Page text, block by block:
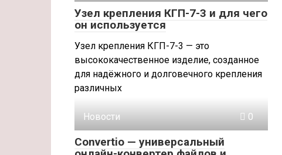
Узел крепления КГП-7-3 и для чего
он используется
Узел крепления КГП-7-3 — это
высококачественное изделие, созданное
для надёжного и долговечного крепления
различных
Новости 0
Convertio — универсальный